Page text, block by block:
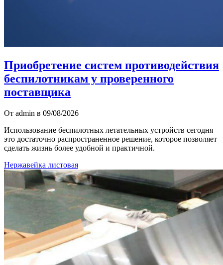
Приобретение систем противодействия
беспилотникам у проверенного
поставщика
От admin в 09/08/2026
Использование беспилотных летательных устройств сегодня –
это достаточно распространенное решение, которое позволяет
сделать жизнь более удобной и практичной.
Нержавейка листовая